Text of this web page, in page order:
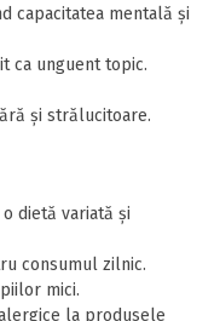
capacitatea mentală și
ca unguent topic.
și strălucitoare.
dietă variată și
consumul zilnic.
mici.
la produsele